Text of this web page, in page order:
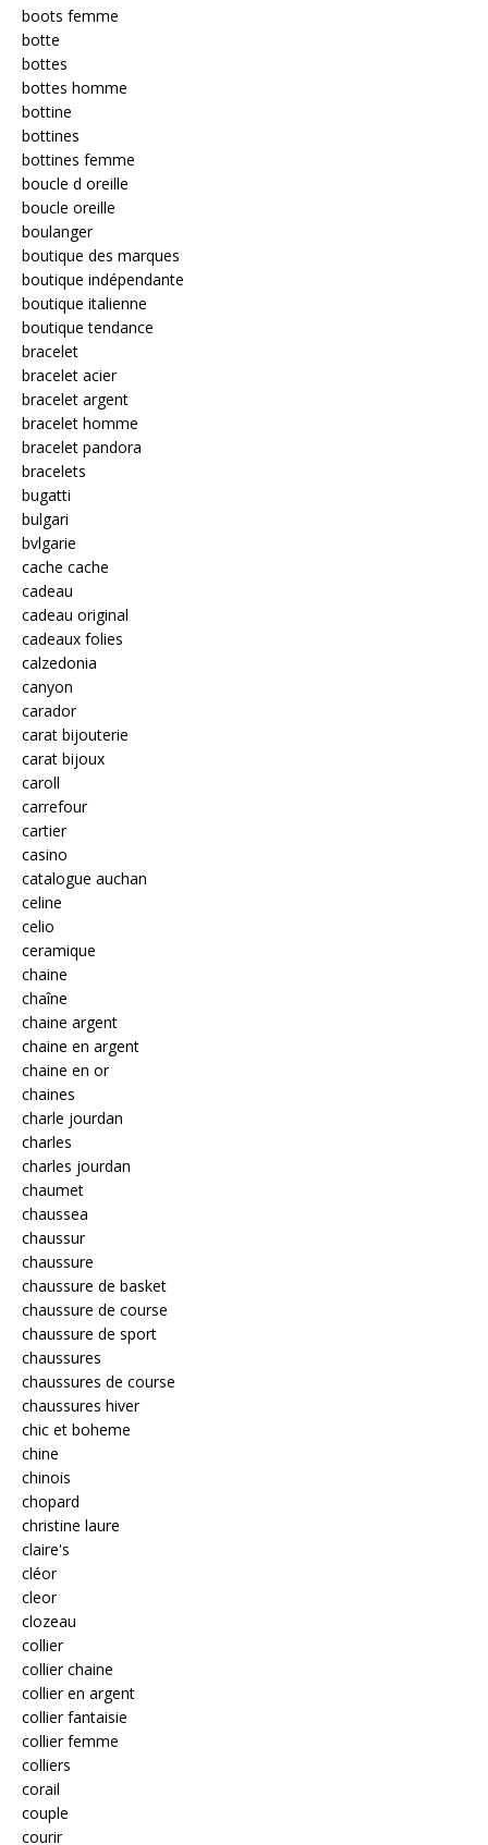
boots femme
botte
bottes
bottes homme
bottine
bottines
bottines femme
boucle d oreille
boucle oreille
boulanger
boutique des marques
boutique indépendante
boutique italienne
boutique tendance
bracelet
bracelet acier
bracelet argent
bracelet homme
bracelet pandora
bracelets
bugatti
bulgari
bvlgarie
cache cache
cadeau
cadeau original
cadeaux folies
calzedonia
canyon
carador
carat bijouterie
carat bijoux
caroll
carrefour
cartier
casino
catalogue auchan
celine
celio
ceramique
chaine
chaîne
chaine argent
chaine en argent
chaine en or
chaines
charle jourdan
charles
charles jourdan
chaumet
chaussea
chaussur
chaussure
chaussure de basket
chaussure de course
chaussure de sport
chaussures
chaussures de course
chaussures hiver
chic et boheme
chine
chinois
chopard
christine laure
claire's
cléor
cleor
clozeau
collier
collier chaine
collier en argent
collier fantaisie
collier femme
colliers
corail
couple
courir